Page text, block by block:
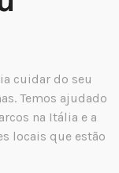
cuidar do seu
Temos ajudado
na Itália e a
locais que estão